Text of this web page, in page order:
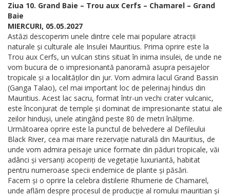
Ziua 10. Grand Baie – Trou aux Cerfs – Chamarel – Grand
Baie
MIERCURI, 05.05.2027
Astăzi descoperim unele dintre cele mai populare atracții
naturale și culturale ale Insulei Mauritius. Prima oprire este la
Trou aux Cerfs, un vulcan stins situat în inima insulei, de unde ne
vom bucura de o impresionantă panoramă asupra peisajelor
tropicale și a localităților din jur. Vom admira lacul Grand Bassin
(Ganga Talao), cel mai important loc de pelerinaj hindus din
Mauritius. Acest lac sacru, format într-un vechi crater vulcanic,
este înconjurat de temple și dominat de impresionante statui ale
zeilor hinduși, unele atingând peste 80 de metri înălțime.
Următoarea oprire este la punctul de belvedere al Defileului
Black River, cea mai mare rezervație naturală din Mauritius, de
unde vom admira peisaje unice formate din păduri tropicale, văi
adânci și versanți acoperiți de vegetație luxuriantă, habitat
pentru numeroase specii endemice de plante și păsări.
Facem și o oprire la celebra distilerie Rhumerie de Chamarel,
unde aflăm despre procesul de producție al romului mauritian și